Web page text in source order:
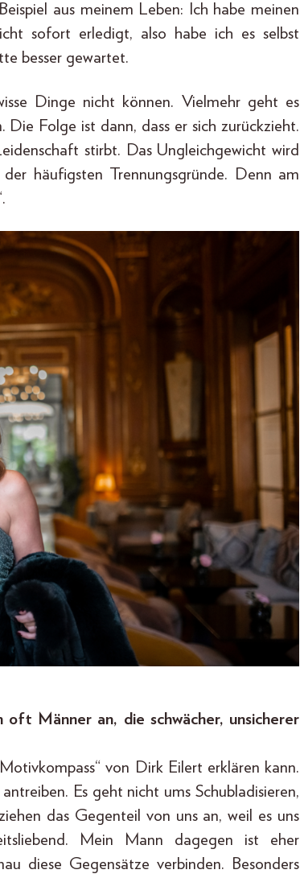
aus meinem Leben: Ich habe meinen
sofort erledigt, also habe ich es selbst
besser gewartet.
Dinge nicht können. Vielmehr geht es
Folge ist dann, dass er sich zurückzieht.
stirbt. Das Ungleichgewicht wird
häufigsten Trennungsgründe. Denn am
Männer an, die schwächer, unsicherer
von Dirk Eilert erklären kann.
Es geht nicht ums Schubladisieren,
das Gegenteil von uns an, weil es uns
Mein Mann dagegen ist eher
diese Gegensätze verbinden. Besonders